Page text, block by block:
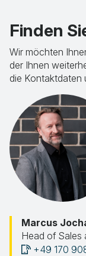
Finden
Wir möchten
der Ihnen
die Kontaktdaten
Marcus
Head of Sales
+49 170